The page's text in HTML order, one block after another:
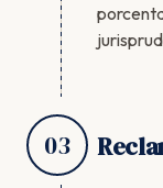
03